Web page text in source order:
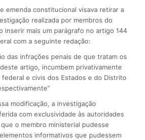
emenda constitucional visava retirar a
realizada por membros do
inserir mais um parágrafo no artigo 144
com a seguinte redação:
das infrações penais de que tratam os
deste artigo, incumbem privativamente
federal e civis dos Estados e do Distrito
modificação, a investigação
com exclusividade às autoridades
o membro ministerial pudesse
informativos que pudessem